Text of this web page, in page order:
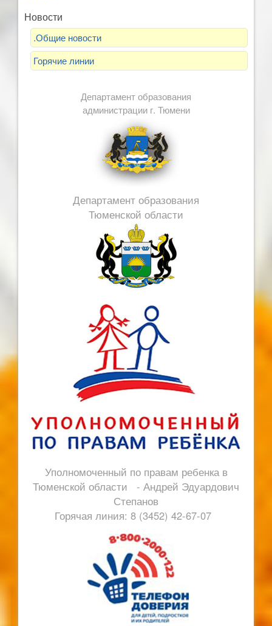
Новости
.Общие новости
Горячие линии
Департамент образования
администрации г. Тюмени
Департамент образования
Тюменской области
Уполномоченный по правам ребенка в
Тюменской области - Андрей Эдуардович
Степанов
Горячая линия: 8 (3452) 42-67-07